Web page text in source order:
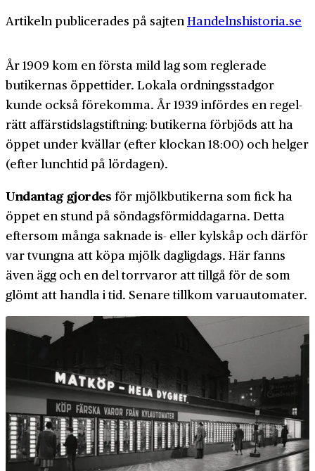
Artikeln publicerades på sajtenHandelnshistoria.se
År 1909 kom en första mild lag som reglerade
butikernas öppet­tider. Lokala ordnings­stadgor
kunde också före­komma. År 1939 infördes en regel­
rätt affärs­tids­lag­stiftning: butikerna förbjöds att ha
öppet under kvällar (efter klockan 18:00) och helger
(efter lunchtid på lördagen).
Undantag gjordes för mjölk­butikerna som fick ha
öppet en stund på söndags­för­middagarna. Detta
eftersom många saknade is- eller kyl­skåp och därför
var tvungna att köpa mjölk daglig­dags. Här fanns
även ägg och en del torr­varor att tillgå för de som
glömt att handla i tid. Senare tillkom varu­automater.